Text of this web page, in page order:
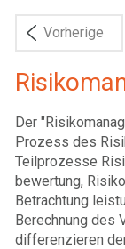
Vorherige
Der
Prozess des
Teilprozesse
bewertung,
Betrachtung
Berechnung des
differenzieren